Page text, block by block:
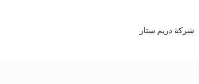
شركة دريم ستار